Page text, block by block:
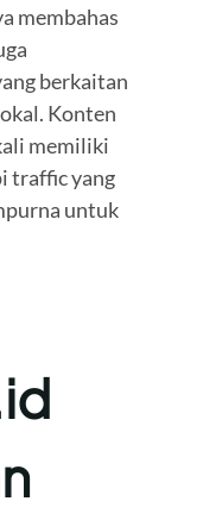
membahas
berkaitan
Konten
memiliki
traffic yang
untuk